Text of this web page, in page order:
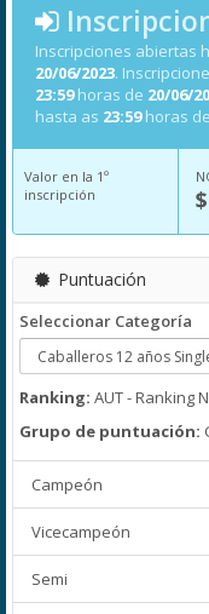
Inscripciones abiertas
20/06/2023.
23:59horas de 20/06/
hasta as 23:59horas de
Valor en la 1º
inscripción
Puntuación
Seleccionar Categoría
Ranking: AUT - Ranking
Grupo de puntuación:
Campeón
Vicecampeón
Semi